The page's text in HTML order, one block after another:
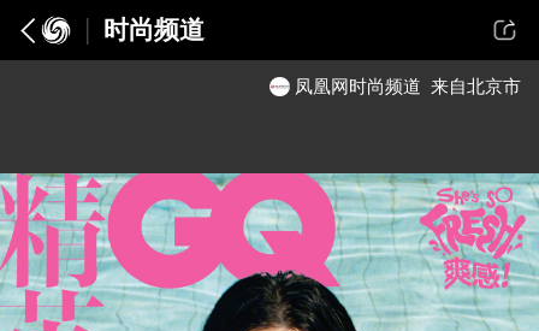
时尚频道
凤凰网时尚频道 来自北京市